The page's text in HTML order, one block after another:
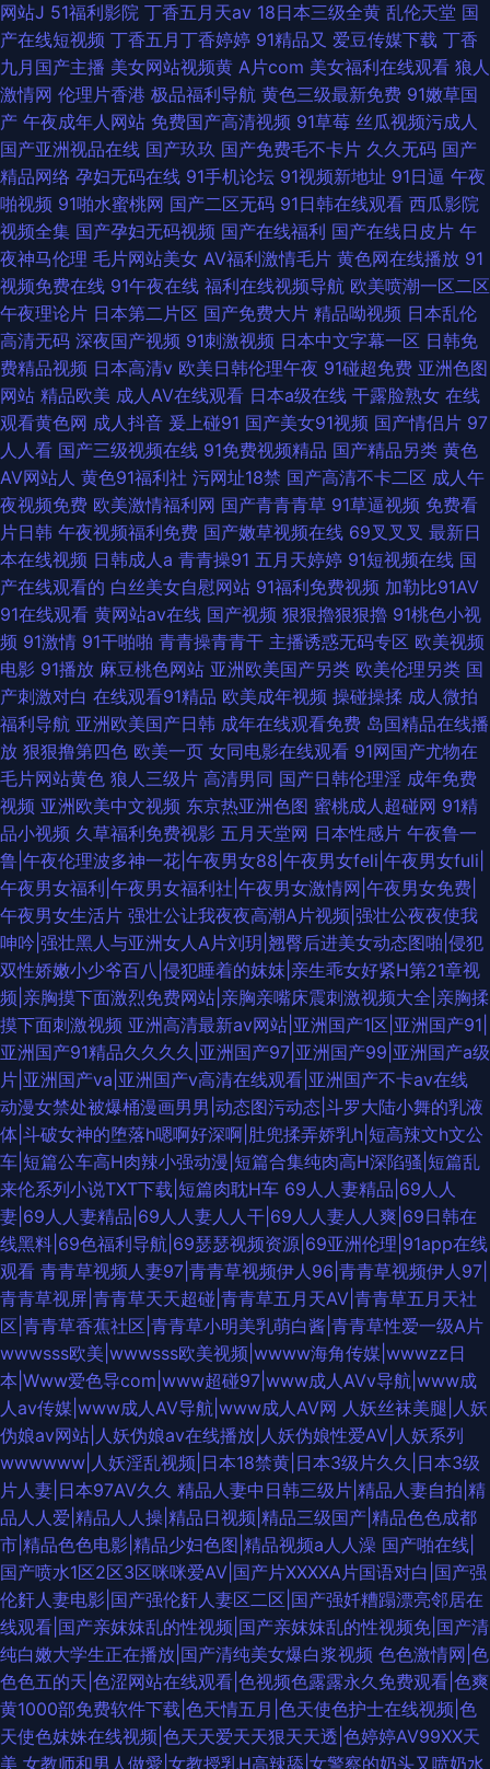
网站J 51福利影院 丁香五月天av 18日本三级全黄 乱伦天堂 国
产在线短视频 丁香五月丁香婷婷 91精品又 爱豆传媒下载 丁香
九月国产主播 美女网站视频黄 A片com 美女福利在线观看 狼人
激情网 伦理片香港 极品福利导航 黄色三级最新免费 91嫩草国
产 午夜成年人网站 免费国产高清视频 91草莓 丝瓜视频污成人
国产亚洲视品在线 国产玖玖 国产免费毛不卡片 久久无码 国产
精品网络 孕妇无码在线 91手机论坛 91视频新地址 91日逼 午夜
啪视频 91啪水蜜桃网 国产二区无码 91日韩在线观看 西瓜影院
视频全集 国产孕妇无码视频 国产在线福利 国产在线日皮片 午
夜神马伦理 毛片网站美女 AV福利激情毛片 黄色网在线播放 91
视频免费在线 91午夜在线 福利在线视频导航 欧美喷潮一区二区
午夜理论片 日本第二片区 国产免费大片 精品呦视频 日本乱伦
高清无码 深夜国产视频 91刺激视频 日本中文字幕一区 日韩免
费精品视频 日本高清v 欧美日韩伦理午夜 91碰超免费 亚洲色图
网站 精品欧美 成人AV在线观看 日本a级在线 干露脸熟女 在线
观看黄色网 成人抖音 爰上碰91 国产美女91视频 国产情侣片 97
人人看 国产三级视频在线 91免费视频精品 国产精品另类 黄色
AV网站人 黄色91福利社 污网址18禁 国产高清不卡二区 成人午
夜视频免费 欧美激情福利网 国产青青青草 91草逼视频 免费看
片日韩 午夜视频福利免费 国产嫩草视频在线 69叉叉叉 最新日
本在线视频 日韩成人a 青青操91 五月天婷婷 91短视频在线 国
产在线观看的 白丝美女自慰网站 91福利免费视频 加勒比91AV
91在线观看 黄网站av在线 国产视频 狠狠擼狠狠擼 91桃色小视
频 91激情 91干啪啪 青青操青青干 主播诱惑无码专区 欧美视频
电影 91播放 麻豆桃色网站 亚洲欧美国产另类 欧美伦理另类 国
产刺激对白 在线观看91精品 欧美成年视频 操碰操揉 成人微拍
福利导航 亚洲欧美国产日韩 成年在线观看免费 岛国精品在线播
放 狠狠撸第四色 欧美一页 女同电影在线观看 91网国产尤物在
毛片网站黄色 狼人三级片 高清男同 国产日韩伦理淫 成年免费
视频 亚洲欧美中文视频 东京热亚洲色图 蜜桃成人超碰网 91精
品小视频 久草福利免费视影 五月天堂网 日本性感片 午夜鲁一
鲁|午夜伦理波多神一花|午夜男女88|午夜男女feli|午夜男女fuli|
午夜男女福利|午夜男女福利社|午夜男女激情网|午夜男女免费|
午夜男女生活片 强壮公让我夜夜高潮A片视频|强壮公夜夜使我
呻吟|强壮黑人与亚洲女人A片刘玥|翘臀后进美女动态图啪|侵犯
双性娇嫩小少爷百八|侵犯睡着的妺妺|亲生乖女好紧H第21章视
频|亲胸摸下面激烈免费网站|亲胸亲嘴床震刺激视频大全|亲胸揉
摸下面刺激视频 亚洲高清最新av网站|亚洲国产1区|亚洲国产91|
亚洲国产91精品久久久久|亚洲国产97|亚洲国产99|亚洲国产a级
片|亚洲国产va|亚洲国产v高清在线观看|亚洲国产不卡av在线
动漫女禁处被爆桶漫画男男|动态图污动态|斗罗大陆小舞的乳液
体|斗破女神的堕落h嗯啊好深啊|肚兜揉弄娇乳h|短高辣文h文公
车|短篇公车高H肉辣小强动漫|短篇合集纯肉高H深陷骚|短篇乱
来伦系列小说TXT下载|短篇肉耽H车 69人人妻精品|69人人
妻|69人人妻精品|69人人妻人人干|69人人妻人人爽|69日韩在
线黑料|69色福利导航|69瑟瑟视频资源|69亚洲伦理|91app在线
观看 青青草视频人妻97|青青草视频伊人96|青青草视频伊人97|
青青草视屏|青青草天天超碰|青青草五月天AV|青青草五月天社
区|青青草香蕉社区|青青草小明美乳萌白酱|青青草性爱一级A片
wwwsss欧美|wwwsss欧美视频|wwww海角传媒|wwwzz日
本|Www爱色导com|www超碰97|www成人AVv导航|www成
人av传媒|www成人AV导航|www成人AV网 人妖丝袜美腿|人妖
伪娘av网站|人妖伪娘av在线播放|人妖伪娘性爱AV|人妖系列
wwwwww|人妖淫乱视频|日本18禁黄|日本3级片久久|日本3级
片人妻|日本97AV久久 精品人妻中日韩三级片|精品人妻自拍|精
品人人爱|精品人人操|精品日视频|精品三级国产|精品色色成都
市|精品色色电影|精品少妇色图|精品视频a人人澡 国产啪在线|
国产喷水1区2区3区咪咪爱AV|国产片XXXXA片国语对白|国产强
伦姧人妻电影|国产强伦姧人妻区二区|国产强奷糟蹋漂亮邻居在
线观看|国产亲妺妺乱的性视频|国产亲妺妺乱的性视频免|国产清
纯白嫩大学生正在播放|国产清纯美女爆白浆视频 色色激情网|色
色色五的天|色涩网站在线观看|色视频色露露永久免费观看|色爽
黄1000部免费软件下载|色天情五月|色天使色护士在线视频|色
天使色妺姝在线视频|色天天爱天天狠天天透|色婷婷AV99XX天
美 女教师和男人做愛|女教授乳H高辣舔|女警察的奶头又喷奶水